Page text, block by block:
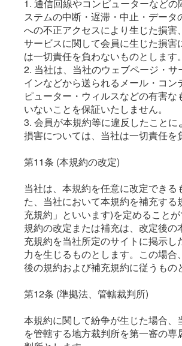
1. 通信回線やコンピューターなどの
ステムの中断・遅滞・中止・データ
への不正アクセスにより生じた損害
サービスに関して会員に生じた損害
は一切責任を負わないものとします。
2. 当社は、当社のウェブページ・サ
インなどから送られるメール・コン
ピューター・ウィルスなどの有害な
いないことを保証いたしません。
3. 会員が本規約等に違反したことに
損害については、当社は一切責任を
第11条 (本規約の改定)
当社は、本規約を任意に改定できる
た、当社において本規約を補充する
充規約」といいます)を定めること
規約の改定または補充は、改定後の
充規約を当社所定のサイトに掲示し
力を生じるものとします。この場合
後の規約および補充規約に従うもの
第12条 (準拠法、管轄裁判所)
本規約に関して紛争が生じた場合、
を管轄する地方裁判所を第一審の専